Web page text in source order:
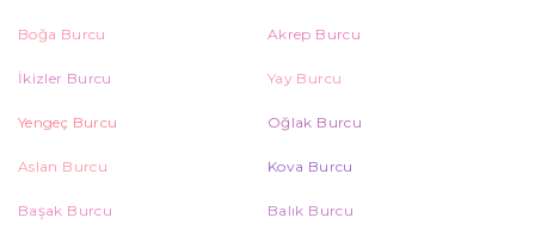
Boğa Burcu Akrep Burcu
İkizler Burcu Yay Burcu
Yengeç Burcu Oğlak Burcu
Aslan Burcu Kova Burcu
Başak Burcu Balık Burcu